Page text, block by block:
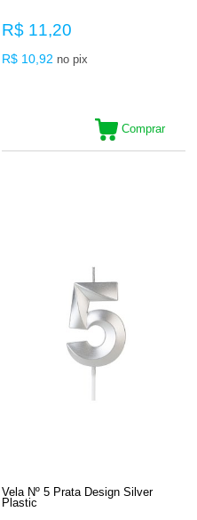
R$ 11,20
R$ 10,92 no pix
Comprar
Vela Nº 5 Prata Design Silver
Plastic